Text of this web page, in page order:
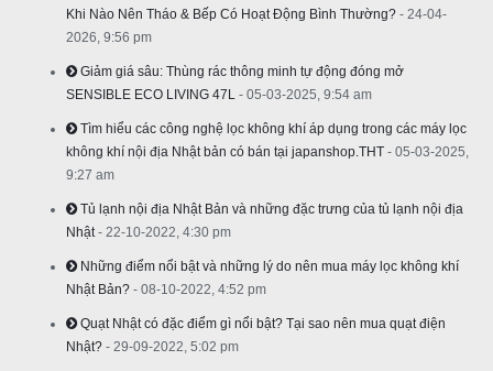
Khi Nào Nên Tháo & Bếp Có Hoạt Động Bình Thường? - 24-04-
2026, 9:56 pm
Giảm giá sâu: Thùng rác thông minh tự động đóng mở
SENSIBLE ECO LIVING 47L - 05-03-2025, 9:54 am
Tìm hiểu các công nghệ lọc không khí áp dụng trong các máy lọc
không khí nội địa Nhật bản có bán tại japanshop.THT - 05-03-2025,
9:27 am
Tủ lạnh nội địa Nhật Bản và những đặc trưng của tủ lạnh nội địa
Nhật - 22-10-2022, 4:30 pm
Những điểm nổi bật và những lý do nên mua máy lọc không khí
Nhật Bản? - 08-10-2022, 4:52 pm
Quạt Nhật có đặc điểm gì nổi bật? Tại sao nên mua quạt điện
Nhật? - 29-09-2022, 5:02 pm